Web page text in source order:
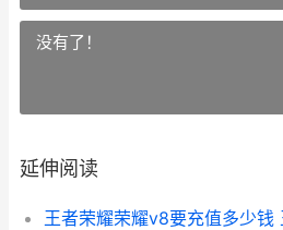
没有了！
延伸阅读